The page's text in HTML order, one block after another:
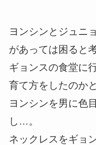
ヨンシンとジュニ
があっては困ると
ギョンスの食堂に
育て方をしたのか
ヨンシンを男に色
し…。
ネックレスをギョ